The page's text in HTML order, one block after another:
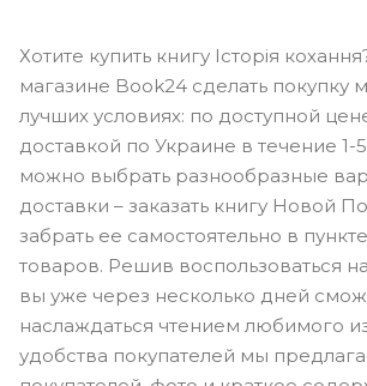
Хотите купить книгу Історія
магазине Book24 сделать покупку
лучших условиях: по доступной
доставкой по Украине в течение 1-
можно выбрать разнообразные
доставки – заказать книгу Новой
забрать ее самостоятельно в
товаров. Решив воспользоваться
вы уже через несколько дней
наслаждаться чтением любимого
удобства покупателей мы